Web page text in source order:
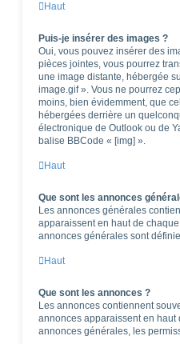
Haut
Puis-je insérer des images ?
Oui, vous pouvez insérer des
pièces jointes, vous pourrez
une image distante, hébergée
image.gif ». Vous ne pourrez
moins, bien évidemment, que
hébergées derrière un
électronique de Outlook ou de
balise BBCode « [img] ».
Haut
Que sont les annonces
Les annonces générales
apparaissent en haut de
annonces générales sont
Haut
Que sont les annonces ?
Les annonces contiennent
annonces apparaissent en haut
annonces générales, les